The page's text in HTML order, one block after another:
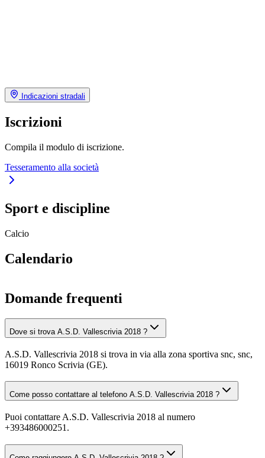
Indicazioni stradali
Iscrizioni
Compila il modulo di iscrizione.
Tesseramento alla società
Sport e discipline
Calcio
Calendario
Domande frequenti
Dove si trova A.S.D. Vallescrivia 2018 ?
A.S.D. Vallescrivia 2018 si trova in via alla zona sportiva snc, snc,
16019 Ronco Scrivia (GE).
Come posso contattare al telefono A.S.D. Vallescrivia 2018 ?
Puoi contattare A.S.D. Vallescrivia 2018 al numero
+393486000251.